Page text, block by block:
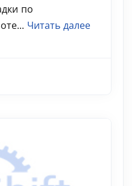
по
Читать далее